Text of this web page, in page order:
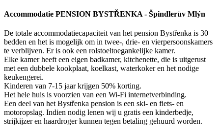
Accommodatie PENSION BYSTŘENKA - Špindlerův Mlýn
De totale accommodatiecapaciteit van het pension Bystřenka is 30
bedden en het is mogelijk om in twee-, drie- en vierpersoonskamers
te verblijven. Er is ook een rolstoeltoegankelijke kamer.
Elke kamer heeft een eigen badkamer, kitchenette, die is uitgerust
met een dubbele kookplaat, koelkast, waterkoker en het nodige
keukengerei.
Kinderen van 7-15 jaar krijgen 50% korting.
Het hele huis is voorzien van een Wi-Fi internetverbinding.
Een deel van het Bystřenka pension is een ski- en fiets- en
motoropslag. Indien nodig lenen wij u gratis een kinderbedje,
strijkijzer en haardroger kunnen tegen betaling gehuurd worden.